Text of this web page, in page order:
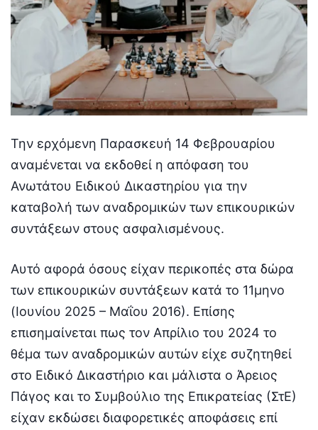
Την ερχόμενη Παρασκευή 14 Φεβρουαρίου
αναμένεται να εκδοθεί η απόφαση του
Ανωτάτου Ειδικού Δικαστηρίου για την
καταβολή των αναδρομικών των επικουρικών
συντάξεων στους ασφαλισμένους.
Αυτό αφορά όσους είχαν περικοπές στα δώρα
των επικουρικών συντάξεων κατά το 11μηνο
(Ιουνίου 2025 – Μαΐου 2016). Επίσης
επισημαίνεται πως τον Απρίλιο του 2024 το
θέμα των αναδρομικών αυτών είχε συζητηθεί
στο Ειδικό Δικαστήριο και μάλιστα ο Άρειος
Πάγος και το Συμβούλιο της Επικρατείας (ΣτΕ)
είχαν εκδώσει διαφορετικές αποφάσεις επί